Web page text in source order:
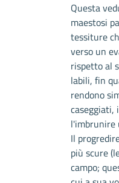
Questa
maestosi
tessiture
verso un
rispetto al
labili, fin
rendono
caseggiati,
l'imbrunire
Il
più scure
campo;